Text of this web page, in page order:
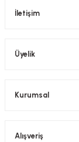
İletişim
Üyelik
Kurumsal
Alışveriş